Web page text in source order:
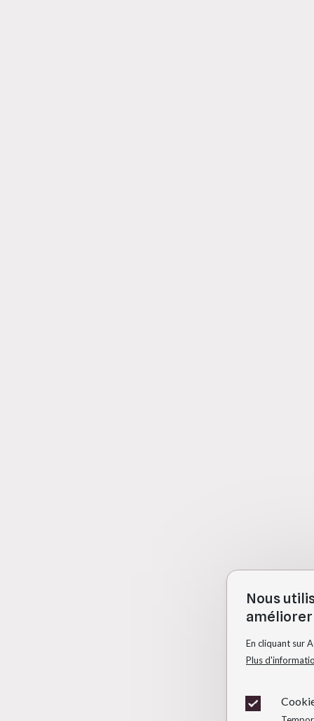
Nous
En cliquant sur
Plus